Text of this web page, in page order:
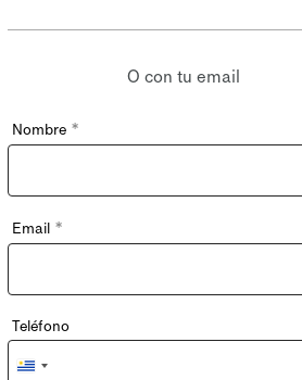
O con tu email
Nombre *
Email *
Teléfono
Uruguay